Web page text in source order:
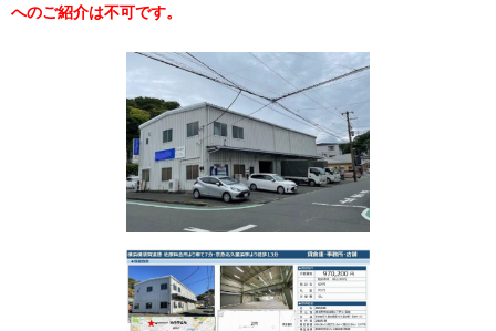
へのご紹介は不可です。